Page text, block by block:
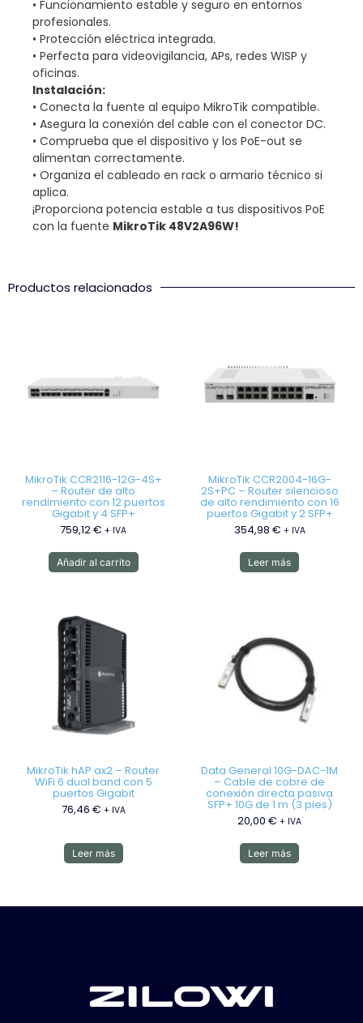
• Funcionamiento estable y seguro en entornos
profesionales.
• Protección eléctrica integrada.
• Perfecta para videovigilancia, APs, redes WISP y
oficinas.
Instalación:
• Conecta la fuente al equipo MikroTik compatible.
• Asegura la conexión del cable con el conector DC.
• Comprueba que el dispositivo y los PoE-out se
alimentan correctamente.
• Organiza el cableado en rack o armario técnico si
aplica.
¡Proporciona potencia estable a tus dispositivos PoE
con la fuente MikroTik 48V2A96W!
Productos relacionados
MikroTik CCR2116-12G-4S+
– Router de alto
rendimiento con 12 puertos
Gigabit y 4 SFP+
759,12€ + IVA
Añadir al carrito
MikroTik CCR2004-16G-
2S+PC – Router silencioso
de alto rendimiento con 16
puertos Gigabit y 2 SFP+
354,98 € + IVA
Leer más
MikroTik hAP ax2 – Router
WiFi 6 dual band con 5
puertos Gigabit
76,46 € + IVA
Leer más
Data General 10G-DAC-1M
– Cable de cobre de
conexión directa pasiva
SFP+ 10G de 1 m (3 pies)
20,00€ + IVA
Leer más